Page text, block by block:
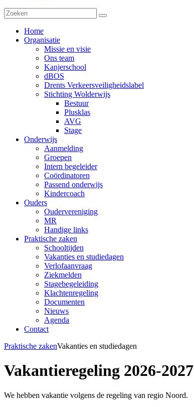
Home
Organisatie
Missie en visie
Ons team
Kanjerschool
dBOS
Drents Verkeersveiligheidslabel
Stichting Wolderwijs
Bestuur
Plusklas
AVG
Stage
Onderwijs
Aanmelding
Groepen
Intern begeleider
Coördinatoren
Passend onderwijs
Kindercoach
Ouders
Oudervereniging
MR
Handige links
Praktische zaken
Schooltijden
Vakanties en studiedagen
Verlofaanvraag
Ziekmelden
Stagebegeleiding
Klachtenregeling
Documenten
Nieuws
Agenda
Contact
Praktische zakenVakanties en studiedagen
Vakantieregeling 2026-2027
We hebben vakantie volgens de regeling van regio Noord.